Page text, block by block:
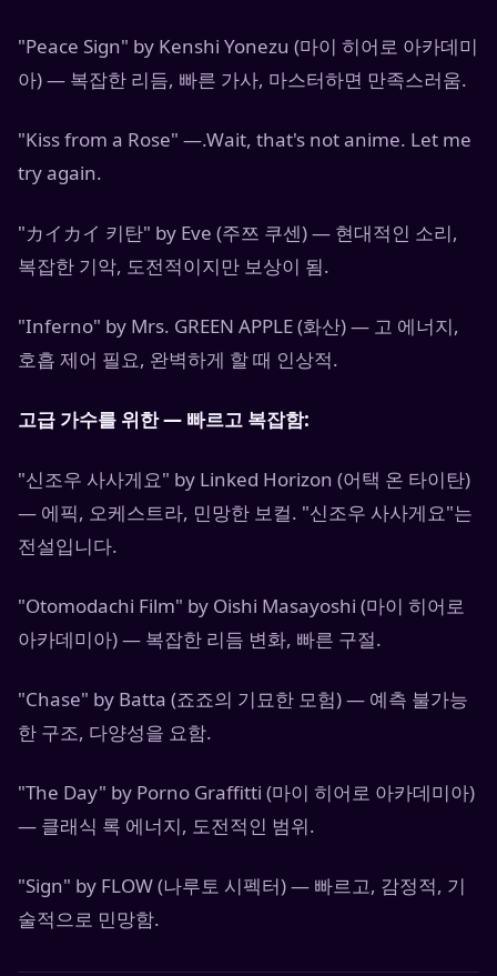
"Peace Sign" by Kenshi Yonezu (마이 히어로 아카데미
아) — 복잡한 리듬, 빠른 가사, 마스터하면 만족스러움.
"Kiss from a Rose" —.Wait, that's not anime. Let me
try again.
"カイカイ 키탄" by Eve (주쯔 쿠센) — 현대적인 소리,
복잡한 기악, 도전적이지만 보상이 됨.
"Inferno" by Mrs. GREEN APPLE (화산) — 고 에너지,
호흡 제어 필요, 완벽하게 할 때 인상적.
고급 가수를 위한 — 빠르고 복잡함:
"신조우 사사게요" by Linked Horizon (어택 온 타이탄)
— 에픽, 오케스트라, 민망한 보컬. "신조우 사사게요"는
전설입니다.
"Otomodachi Film" by Oishi Masayoshi (마이 히어로
아카데미아) — 복잡한 리듬 변화, 빠른 구절.
"Chase" by Batta (죠죠의 기묘한 모험) — 예측 불가능
한 구조, 다양성을 요함.
"The Day" by Porno Graffitti (마이 히어로 아카데미아)
— 클래식 록 에너지, 도전적인 범위.
"Sign" by FLOW (나루토 시펙터) — 빠르고, 감정적, 기
술적으로 민망함.